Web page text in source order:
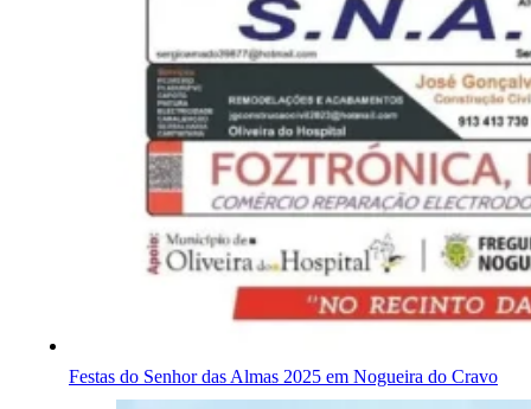
Festas do Senhor das Almas 2025 em Nogueira do Cravo